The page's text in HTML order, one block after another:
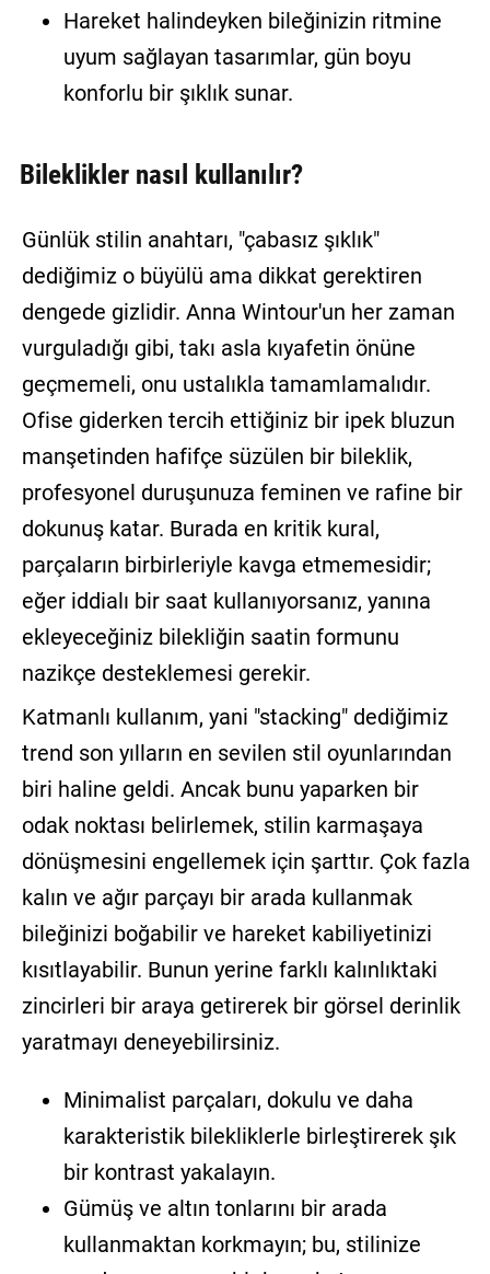
Hareket halindeyken bileğinizin ritmine
uyum sağlayan tasarımlar, gün boyu
konforlu bir şıklık sunar.
Bileklikler nasıl kullanılır?
Günlük stilin anahtarı, "çabasız şıklık"
dediğimiz o büyülü ama dikkat gerektiren
dengede gizlidir. Anna Wintour'un her zaman
vurguladığı gibi, takı asla kıyafetin önüne
geçmemeli, onu ustalıkla tamamlamalıdır.
Ofise giderken tercih ettiğiniz bir ipek bluzun
manşetinden hafifçe süzülen bir bileklik,
profesyonel duruşunuza feminen ve rafine bir
dokunuş katar. Burada en kritik kural,
parçaların birbirleriyle kavga etmemesidir;
eğer iddialı bir saat kullanıyorsanız, yanına
ekleyeceğiniz bilekliğin saatin formunu
nazikçe desteklemesi gerekir.
Katmanlı kullanım, yani "stacking" dediğimiz
trend son yılların en sevilen stil oyunlarından
biri haline geldi. Ancak bunu yaparken bir
odak noktası belirlemek, stilin karmaşaya
dönüşmesini engellemek için şarttır. Çok fazla
kalın ve ağır parçayı bir arada kullanmak
bileğinizi boğabilir ve hareket kabiliyetinizi
kısıtlayabilir. Bunun yerine farklı kalınlıktaki
zincirleri bir araya getirerek bir görsel derinlik
yaratmayı deneyebilirsiniz.
Minimalist parçaları, dokulu ve daha
karakteristik bilekliklerle birleştirerek şık
bir kontrast yakalayın.
Gümüş ve altın tonlarını bir arada
kullanmaktan korkmayın; bu, stilinize